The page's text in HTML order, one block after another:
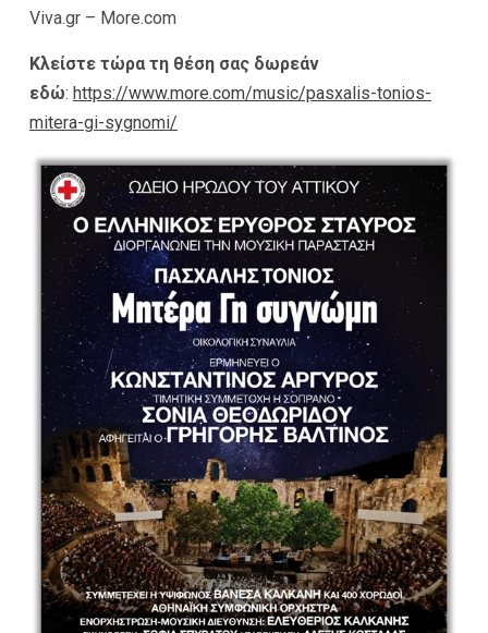
Viva.gr – More.com
Κλείστε τώρα τη θέση σας δωρεάν
εδώ: https://www.more.com/music/pasxalis-tonios-
mitera-gi-sygnomi/